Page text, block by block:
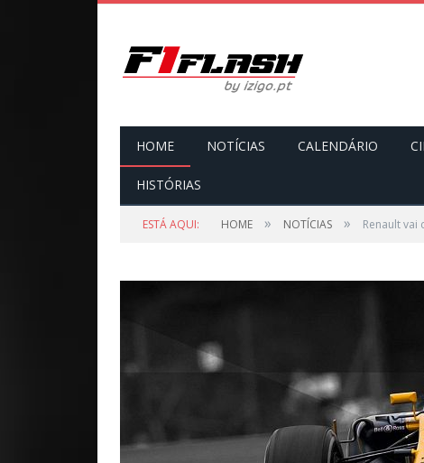
HOME NOTÍCIAS CALENDÁRIO
HISTÓRIAS
ESTÁ AQUI: HOME » NOTÍCIAS » Renault